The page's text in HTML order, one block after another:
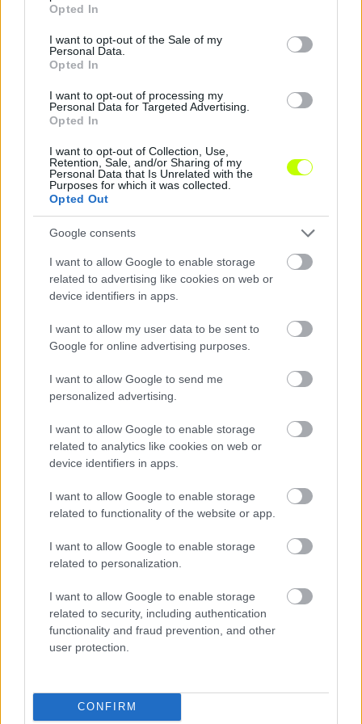
use your data for below specified purposes in below Google
consent section.
Opted In
I want to opt-out of the Sale of my
Personal Data.
Opted In
I want to opt-out of processing my
Personal Data for Targeted Advertising.
Opted In
I want to opt-out of Collection, Use,
Retention, Sale, and/or Sharing of my
Personal Data that Is Unrelated with the
Purposes for which it was collected.
Opted Out
Google consents
I want to allow Google to enable storage
related to advertising like cookies on web or
device identifiers in apps.
I want to allow my user data to be sent to
Google for online advertising purposes.
I want to allow Google to send me
personalized advertising.
I want to allow Google to enable storage
related to analytics like cookies on web or
device identifiers in apps.
I want to allow Google to enable storage
related to functionality of the website or app.
I want to allow Google to enable storage
related to personalization.
I want to allow Google to enable storage
related to security, including authentication
functionality and fraud prevention, and other
user protection.
CONFIRM
FC Ajka – Gyirmót FC Győr II.
A tabella itt érhető el.
UnmuteLoaded Remaining
0:00
Megosztás:
KAPCSOLÓDÓ HÍREK